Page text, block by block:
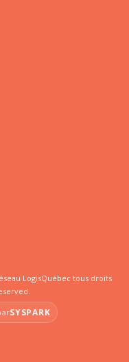
LogisQuébec tous droits
SYSPARK